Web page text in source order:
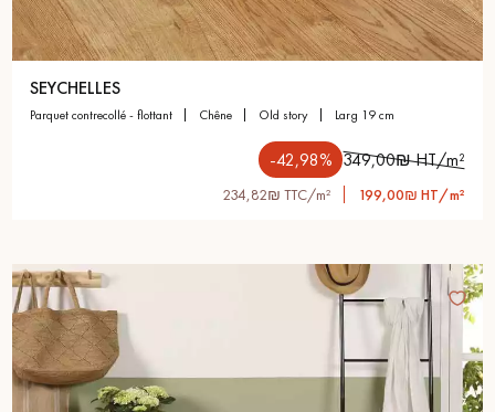
SEYCHELLES
parquet contrecollé - flottant chêne old story larg 19 cm
-42,98% 349,00₪ HT/m²
234,82₪ TTC/m² 199,00₪ HT/m²